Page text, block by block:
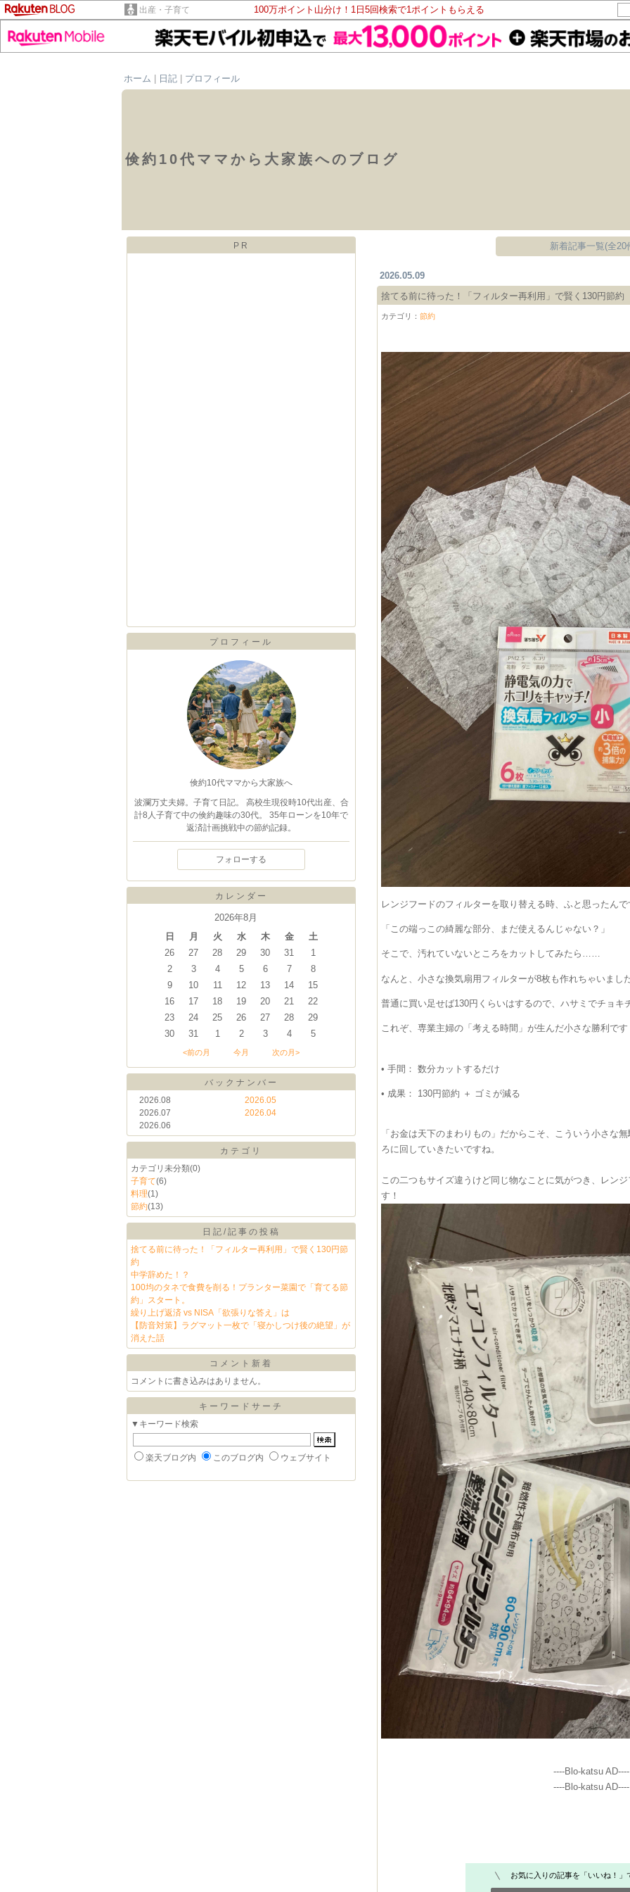
出産・子育て 100万ポイント山分け！1日5回検索で1ポイントもらえる
ホーム 日記 プロフィール
倹約10代ママから大家族へのブログ
PR
プロフィール
倹約10代ママから大家族へ
波瀾万丈夫婦。子育て日記。 高校生現役時10代出産、合
計8人子育て中の倹約趣味の30代。 35年ローンを10年で
返済計画挑戦中の節約記録。
フォローする
カレンダー
2026年8月
日
月 火 水 木 金
土
26
27 28 29 30 31
1
2
3 4 5 6 7
8
9
10 11 12 13 14
15
16
17 18 19 20 21
22
23
24 25 26 27 28
29
30
31 1 2 3 4 5
<前の月 今月 次の月>
バックナンバー
2026.08
2026.07
2026.06
2026.05
2026.04
カテゴリ
カテゴリ未分類(0)
子育て(6)
料理(1)
節約(13)
日記/記事の投稿
捨てる前に待った！「フィルター再利用」で賢く130円節
約
中学辞めた！？
100均のタネで食費を削る！プランター菜園で「育てる節
約」スタート。
繰り上げ返済 vs NISA「欲張りな答え」は
【防音対策】ラグマット一枚で「寝かしつけ後の絶望」が
消えた話
コメント新着
コメントに書き込みはありません。
キーワードサーチ
▼キーワード検索
楽天ブログ内 このブログ内 ウェブサイト
新着記事一覧(全20
2026.05.09
捨てる前に待った！「フィルター再利用」で賢く130円節約
カテゴリ：節約
レンジフードのフィルターを取り替える時、ふと思ったん
「この端っこの綺麗な部分、まだ使えるんじゃない？」
そこで、汚れていないところをカットしてみたら……
なんと、小さな換気扇用フィルターが8枚も作れちゃいまし
普通に買い足せば130円くらいはするので、ハサミでチョキ
これぞ、専業主婦の「考える時間」が生んだ小さな勝利で
•手間： 数分カットするだけ
• 成果： 130円節約 ＋ ゴミが減る
「お金は天下のまわりもの」だからこそ、こういう小さな
ろに回していきたいですね。
この二つもサイズ違うけど同じ物なことに気がつき、レン
す！
----Blo-katsu AD----
----Blo-katsu AD----
お気に入りの記事を「いいね！」